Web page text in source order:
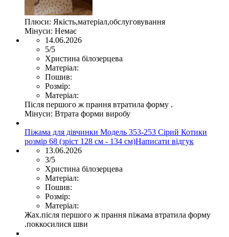
Плюси: Якість,матеріал,обслуговування
Мінуси: Немає
14.06.2026
5/5
Христина білозерцева
Матеріал:
Пошив:
Розмір:
Матеріал:
Після першого ж прання втратила форму .
Мінуси: Втрата форми виробу
Піжама для дівчинки Модель 353-253 Сірий Котики
розмір 68 (зріст 128 см - 134 см)Написати відгук
13.06.2026
3/5
Христина білозерцева
Матеріал:
Пошив:
Розмір:
Матеріал:
Жах.після першого ж прання піжама втратила форму
.поккосилися шви